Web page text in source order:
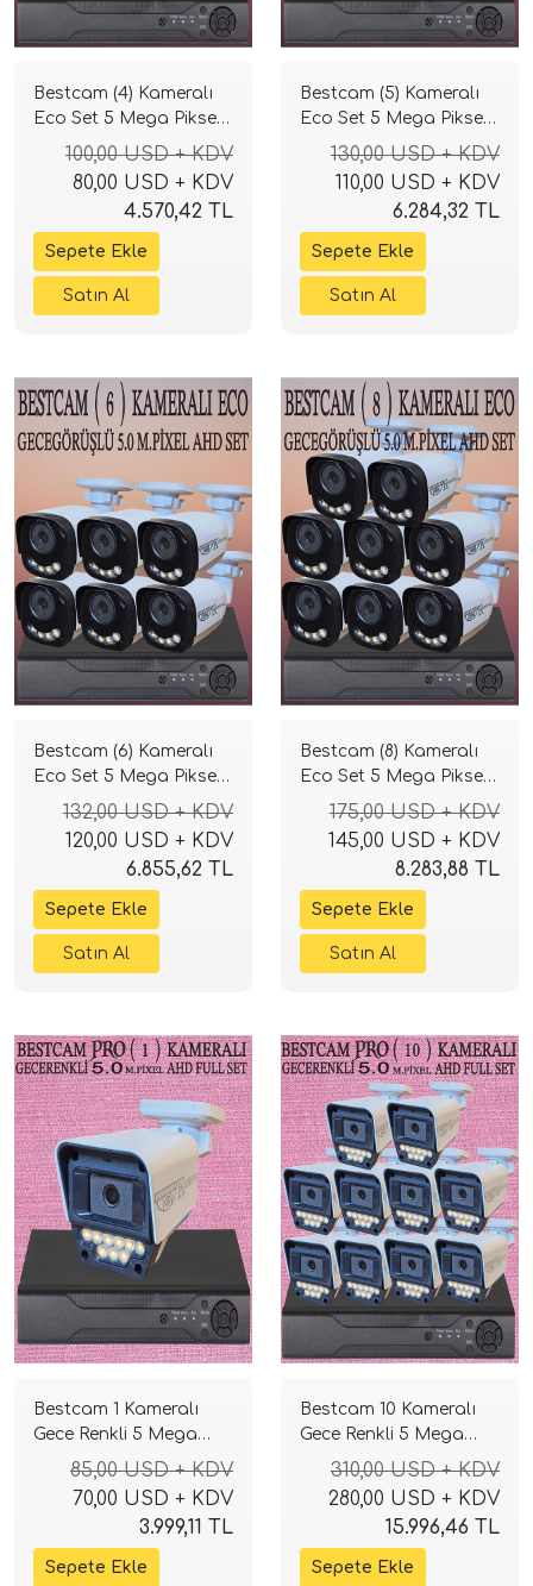
Bestcam (4) Kameralı
Eco Set 5 Mega Piksel
Sony Lensli Full HD
Gece Görüşlü Güvenlik
Kamerası Sistemi
100,00 USD + KDV
80,00 USD + KDV
4.570,42 TL
Bestcam (5) Kameralı
Eco Set 5 Mega Piksel
Sony Lensli Full HD
Gece Görüşlü Güvenlik
Kamerası Sistemi
130,00 USD + KDV
110,00 USD + KDV
6.284,32 TL
Bestcam (6) Kameralı
Eco Set 5 Mega Piksel
Sony Lensli Full HD
Gece Görüşlü Güvenlik
Kamerası Sistemi
132,00 USD + KDV
120,00 USD + KDV
6.855,62 TL
Bestcam (8) Kameralı
Eco Set 5 Mega Piksel
Sony Lensli Full HD
Gece Görüşlü Güvenlik
Kamerası Sistemi
175,00 USD + KDV
145,00 USD + KDV
8.283,88 TL
Bestcam 1 Kameralı
Gece Renkli 5 Mega
Piksel Sony Lensli 4K
Güvenlik Sistemi
85,00 USD + KDV
70,00 USD + KDV
3.999,11 TL
Bestcam 10 Kameralı
Gece Renkli 5 Mega
Piksel Sony Lensli 4K
Güvenlik Sistemi
310,00 USD + KDV
280,00 USD + KDV
15.996,46 TL